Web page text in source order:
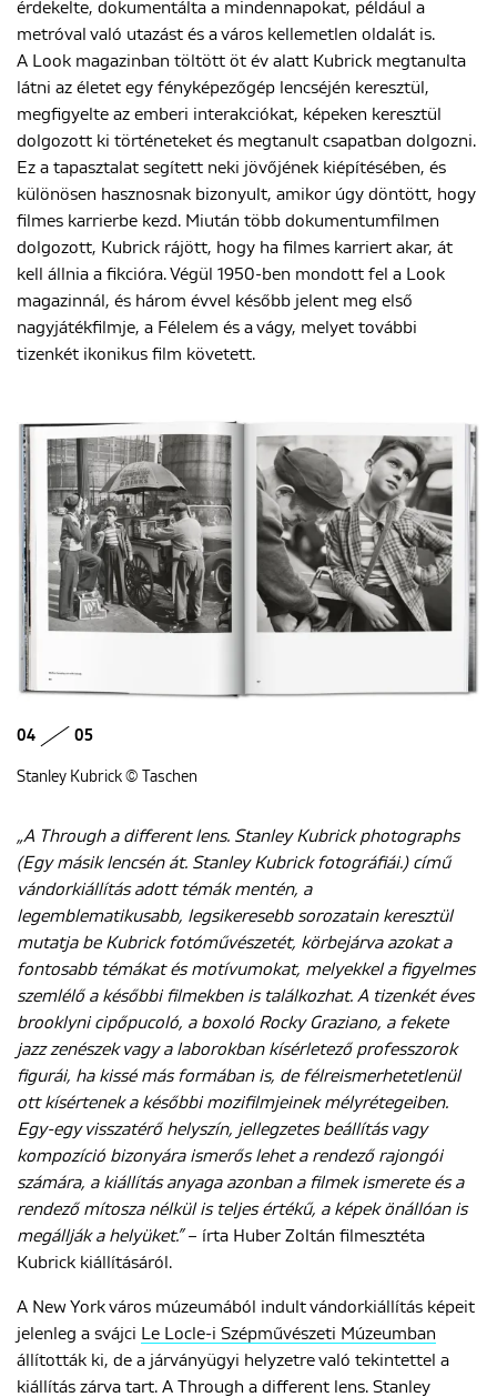
érdekelte, dokumentálta a mindennapokat, például a
metróval való utazást és a város kellemetlen oldalát is.
A Look magazinban töltött öt év alatt Kubrick megtanulta
látni az életet egy fényképezőgép lencséjén keresztül,
megfigyelte az emberi interakciókat, képeken keresztül
dolgozott ki történeteket és megtanult csapatban dolgozni.
Ez a tapasztalat segített neki jövőjének kiépítésében, és
különösen hasznosnak bizonyult, amikor úgy döntött, hogy
filmes karrierbe kezd. Miután több dokumentumfilmen
dolgozott, Kubrick rájött, hogy ha filmes karriert akar, át
kell állnia a fikcióra. Végül 1950-ben mondott fel a Look
magazinnál, és három évvel később jelent meg első
nagyjátékfilmje, a Félelem és a vágy, melyet további
tizenkét ikonikus film követett.
04 05
Stanley Kubrick © Taschen
„A Through a different lens. Stanley Kubrick photographs
(Egy másik lencsén át. Stanley Kubrick fotográfiái.) című
vándorkiállítás adott témák mentén, a
legemblematikusabb, legsikeresebb sorozatain keresztül
mutatja be Kubrick fotóművészetét, körbejárva azokat a
fontosabb témákat és motívumokat, melyekkel a figyelmes
szemlélő a későbbi filmekben is találkozhat. A tizenkét éves
brooklyni cipőpucoló, a boxoló Rocky Graziano, a fekete
jazz zenészek vagy a laborokban kísérletező professzorok
figurái, ha kissé más formában is, de félreismerhetetlenül
ott kísértenek a későbbi mozifilmjeinek mélyrétegeiben.
Egy-egy visszatérő helyszín, jellegzetes beállítás vagy
kompozíció bizonyára ismerős lehet a rendező rajongói
számára, a kiállítás anyaga azonban a filmek ismerete és a
rendező mítosza nélkül is teljes értékű, a képek önállóan is
megállják a helyüket.”– írta Huber Zoltán filmesztéta
Kubrick kiállításáról.
A New York város múzeumából indult vándorkiállítás képeit
jelenleg a svájci
Le Locle-i Szépművészeti Múzeumban
állították ki, de a járványügyi helyzetre való tekintettel a
kiállítás zárva tart. A Through a different lens. Stanley